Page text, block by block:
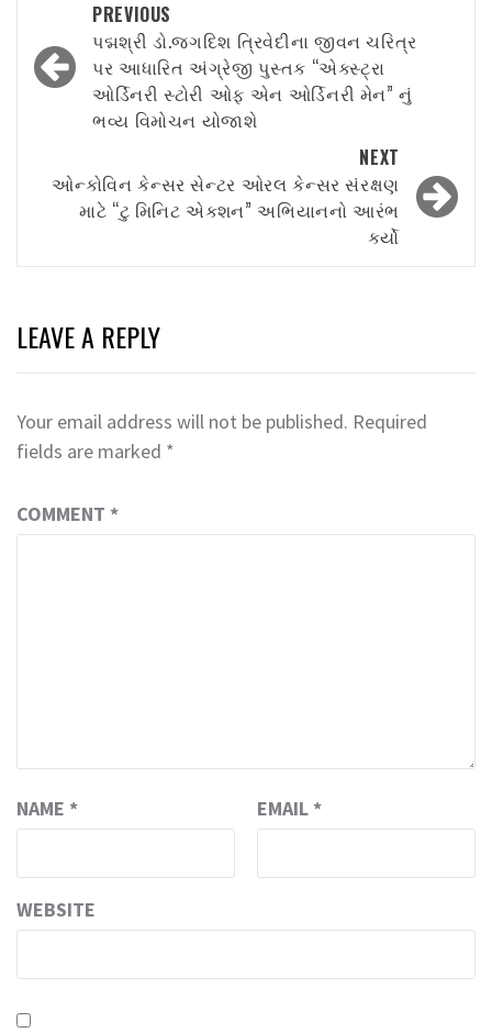
navigation
PREVIOUS
પદ્મશ્રી ડો.જગદિશ ત્રિવેદીના જીવન ચરિત્ર
પર આધારિત અંગ્રેજી પુસ્તક “એક્સ્ટ્રા
ઓર્ડિનરી સ્ટોરી ઓફ એન ઓર્ડિનરી મેન” નું
ભવ્ય વિમોચન યોજાશે
NEXT
ઓન્કોવિન કેન્સર સેન્ટર ઓરલ કેન્સર સંરક્ષણ
માટે “ટુ મિનિટ એક્શન” અભિયાનનો આરંભ
કર્યો
LEAVE A REPLY
Your email address will not be published. Required
fields are marked *
COMMENT *
NAME * EMAIL *
WEBSITE